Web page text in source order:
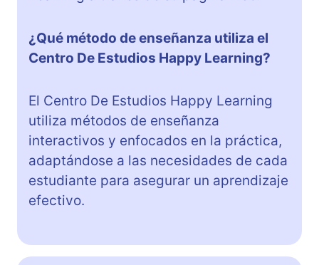
¿Qué método de enseñanza utiliza el
Centro De Estudios Happy Learning?
El Centro De Estudios Happy Learning
utiliza métodos de enseñanza
interactivos y enfocados en la práctica,
adaptándose a las necesidades de cada
estudiante para asegurar un aprendizaje
efectivo.